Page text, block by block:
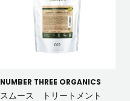
NUMBER THREE ORGANICS
スムース トリートメント